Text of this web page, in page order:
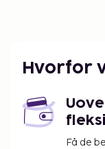
Hvorfor
Få de